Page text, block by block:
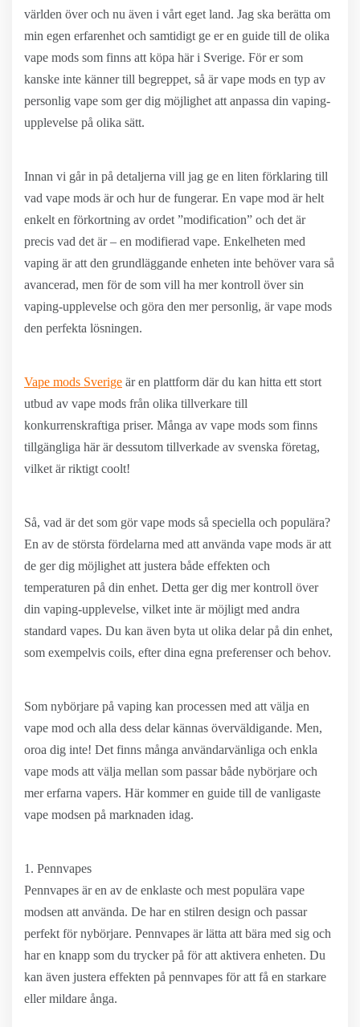
världen över och nu även i vårt eget land. Jag ska berätta om
min egen erfarenhet och samtidigt ge er en guide till de olika
vape mods som finns att köpa här i Sverige. För er som
kanske inte känner till begreppet, så är vape mods en typ av
personlig vape som ger dig möjlighet att anpassa din vaping-
upplevelse på olika sätt.
Innan vi går in på detaljerna vill jag ge en liten förklaring till
vad vape mods är och hur de fungerar. En vape mod är helt
enkelt en förkortning av ordet ”modification” och det är
precis vad det är – en modifierad vape. Enkelheten med
vaping är att den grundläggande enheten inte behöver vara så
avancerad, men för de som vill ha mer kontroll över sin
vaping-upplevelse och göra den mer personlig, är vape mods
den perfekta lösningen.
Vape mods Sverige är en plattform där du kan hitta ett stort
utbud av vape mods från olika tillverkare till
konkurrenskraftiga priser. Många av vape mods som finns
tillgängliga här är dessutom tillverkade av svenska företag,
vilket är riktigt coolt!
Så, vad är det som gör vape mods så speciella och populära?
En av de största fördelarna med att använda vape mods är att
de ger dig möjlighet att justera både effekten och
temperaturen på din enhet. Detta ger dig mer kontroll över
din vaping-upplevelse, vilket inte är möjligt med andra
standard vapes. Du kan även byta ut olika delar på din enhet,
som exempelvis coils, efter dina egna preferenser och behov.
Som nybörjare på vaping kan processen med att välja en
vape mod och alla dess delar kännas överväldigande. Men,
oroa dig inte! Det finns många användarvänliga och enkla
vape mods att välja mellan som passar både nybörjare och
mer erfarna vapers. Här kommer en guide till de vanligaste
vape modsen på marknaden idag.
1. Pennvapes
Pennvapes är en av de enklaste och mest populära vape
modsen att använda. De har en stilren design och passar
perfekt för nybörjare. Pennvapes är lätta att bära med sig och
har en knapp som du trycker på för att aktivera enheten. Du
kan även justera effekten på pennvapes för att få en starkare
eller mildare ånga.